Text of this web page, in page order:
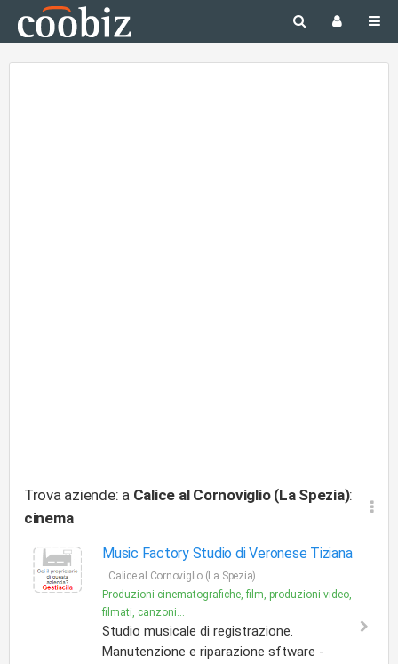
Trova aziende: a Calice al Cornoviglio (La Spezia):
cinema
Music Factory Studio di Veronese Tiziana
Calice al Cornoviglio (La Spezia)
Produzioni cinematografiche, film, produzioni video,
filmati, canzoni...
Studio musicale di registrazione.
Manutenzione e riparazione sftware -